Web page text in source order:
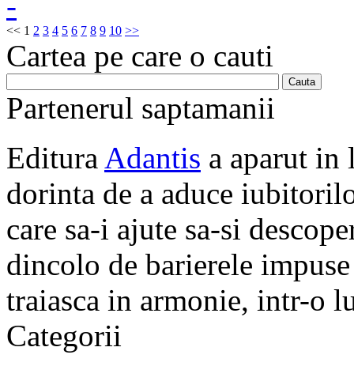
<< 1 2 3 4 5 6 7 8 9 10 >>
Cartea pe care o cauti
Partenerul saptamanii
Editura Adantis a aparut in
dorinta de a aduce
care sa-i ajute sa-si
dincolo de barierele
traiasca in armonie, intr-o
Categorii